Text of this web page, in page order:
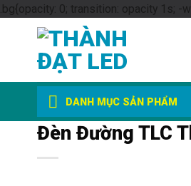
.bg{opacity: 0; transition: opacity 1s;
DANH MỤC SẢN PHẨM
Đèn Đường TLC